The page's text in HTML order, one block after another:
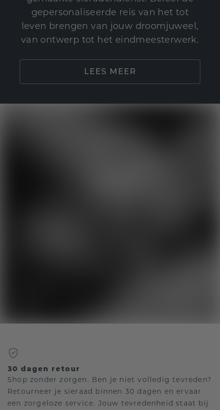
gepersonaliseerde reis van het tot
leven brengen van jouw droomjuweel,
van ontwerp tot het eindmeesterwerk.
LEES MEER
30 dagen retour
Shop zonder zorgen. Ben je niet volledig tevreden?
Retourneer je sieraad binnen 30 dagen en ervaar
een zorgeloze service. Jouw tevredenheid staat bij